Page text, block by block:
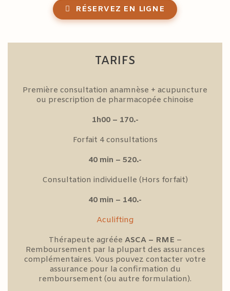
RÉSERVEZ EN LIGNE
TARIFS
Première consultation anamnèse + acupuncture
ou prescription de pharmacopée chinoise
1h00 – 170.-
Forfait 4 consultations
40 min – 520.-
Consultation individuelle (Hors forfait)
40 min – 140.-
Aculifting
Thérapeute agréée ASCA – RME –
Remboursement par la plupart des assurances
complémentaires. Vous pouvez contacter votre
assurance pour la confirmation du
remboursement (ou autre formulation).